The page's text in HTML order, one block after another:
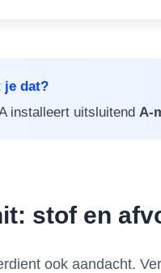
je dat?
installeert uitsluitend A-
stof en
ook aandacht.